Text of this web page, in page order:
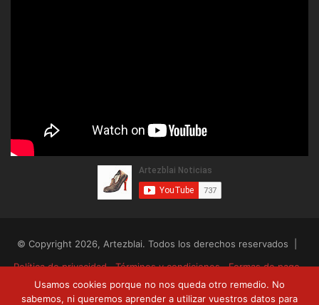
© Copyright 2026, Artezblai. Todos los derechos reservados |
Política de privacidad
Términos y condiciones
Formas de pago
Envíos y devoluciones
Usamos cookies porque no nos queda otro remedio. No
sabemos, ni queremos aprender a utilizar vuestros datos para